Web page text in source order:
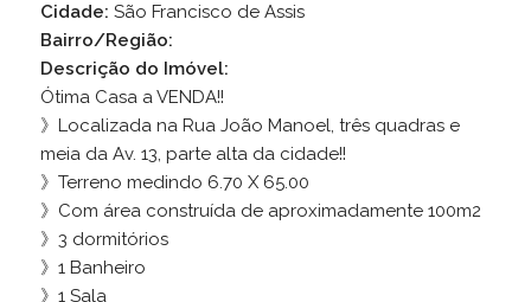
Cidade: São Francisco de Assis
Bairro/Região:
Descrição do Imóvel:
Ótima Casa a VENDA!!
》Localizada na Rua João Manoel, três quadras e
meia da Av. 13, parte alta da cidade!!
》Terreno medindo 6.70 X 65.00
》Com área construída de aproximadamente 100m2
》3 dormitórios
》1 Banheiro
》1 Sala